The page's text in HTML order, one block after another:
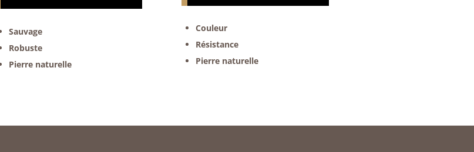
Sauvage
Robuste
Pierre naturelle
Couleur
Résistance
Pierre naturelle